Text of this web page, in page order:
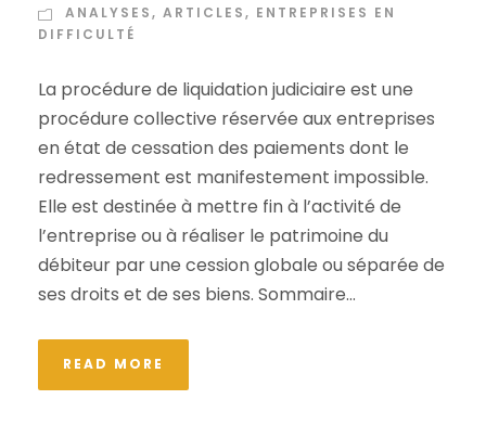
ANALYSES, ARTICLES, ENTREPRISES EN
DIFFICULTÉ
La procédure de liquidation judiciaire est une
procédure collective réservée aux entreprises
en état de cessation des paiements dont le
redressement est manifestement impossible.
Elle est destinée à mettre fin à l’activité de
l’entreprise ou à réaliser le patrimoine du
débiteur par une cession globale ou séparée de
ses droits et de ses biens. Sommaire...
READ MORE